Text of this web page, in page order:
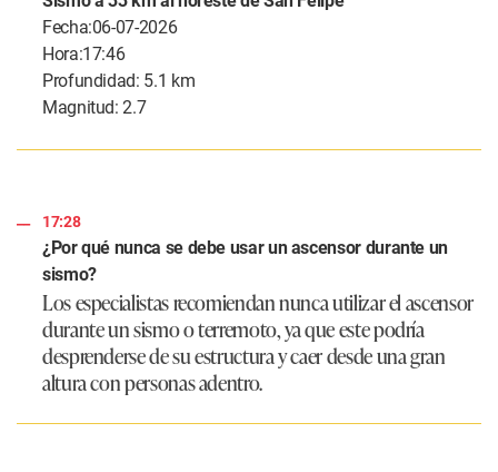
Fecha:06-07-2026
Hora:17:46
Profundidad: 5.1 km
Magnitud: 2.7
17:28
¿Por qué nunca se debe usar un ascensor durante un
sismo?
Los especialistas recomiendan nunca utilizar el ascensor
durante un sismo o terremoto, ya que este podría
desprenderse de su estructura y caer desde una gran
altura con personas adentro.